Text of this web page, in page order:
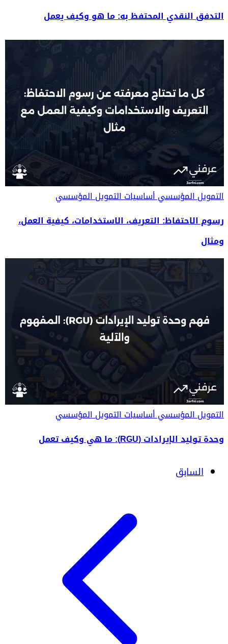
التدفق النقدي المحتفظ به: ما هو وكيف يعمل
التمويل المؤسسيأساسيات التمويل المؤسسي
رسوم الاحتفاظ: التعريف، الاستخدامات، كيفية العمل،
ومثال
التمويل المؤسسيأساسيات التمويل المؤسسي
وحدة توليد الإيرادات (RGU): ما هي وكيف تعمل
السابق